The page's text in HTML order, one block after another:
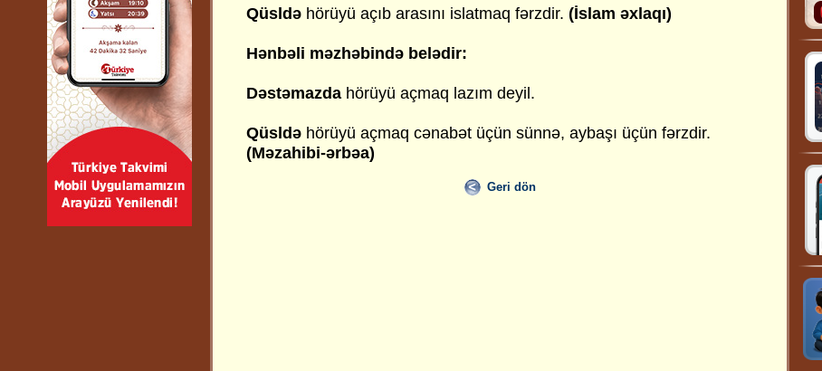
Qüsldə hörüyü açıb arasını islatmaq fərzdir. (İslam əxlaqı)
Hənbəli məzhəbində belədir:
Dəstəmazda hörüyü açmaq lazım deyil.
Qüsldə hörüyü açmaq cənabət üçün sünnə, aybaşı üçün fərzdir.
(Məzahibi-ərbəa)
Geri dön